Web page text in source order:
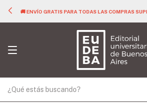
🚚 ENVÍO GRATIS PARA TODAS LAS COMPRAS